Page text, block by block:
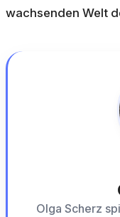
wachsenden Welt
Olga Scherz